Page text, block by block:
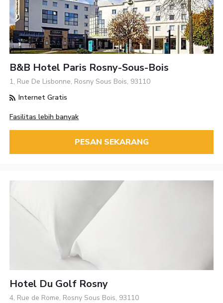
B&B Hotel Paris Rosny-Sous-Bois
1, Rue De Lisbonne, Rosny Sous Bois, 93110
Internet Gratis
Fasilitas lebih banyak
PESAN SEKARANG
Hotel Du Golf Rosny
4, Rue de Rome, Rosny Sous Bois, 93110